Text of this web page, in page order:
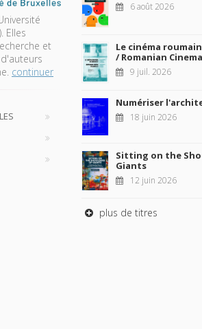
Elles
et
continuer
6 août 2026
Le cinéma
/ Romanian
9 juil. 2026
Numériser
18 juin 2026
Sitting on the
Giants
12 juin 2026
plus de titres